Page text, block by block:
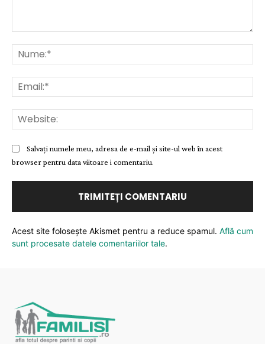
Salvați numele meu, adresa de e-mail și site-ul web în acest
browser pentru data viitoare i comentariu.
Acest site folosește Akismet pentru a reduce spamul. Află cum
sunt procesate datele comentariilor tale.